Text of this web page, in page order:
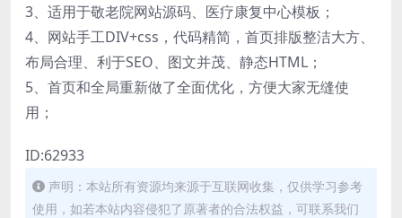
3、适用于敬老院网站源码、医疗康复中心模板；
4、网站手工DIV+css，代码精简，首页排版整洁大方、
布局合理、利于SEO、图文并茂、静态HTML；
5、首页和全局重新做了全面优化，方便大家无缝使
用；
ID:62933
声明：本站所有资源均来源于互联网收集，仅供学习参考
使用，如若本站内容侵犯了原著者的合法权益，可联系我们